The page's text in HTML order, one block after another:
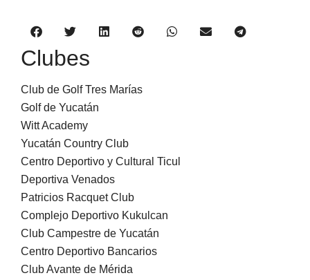
Clubes
Club de Golf Tres Marías
Golf de Yucatán
Witt Academy
Yucatán Country Club
Centro Deportivo y Cultural Ticul
Deportiva Venados
Patricios Racquet Club
Complejo Deportivo Kukulcan
Club Campestre de Yucatán
Centro Deportivo Bancarios
Club Avante de Mérida